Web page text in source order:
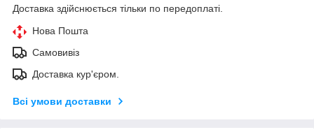
Доставка здійснюється тільки по передоплаті.
Нова Пошта
Самовивіз
Доставка кур'єром.
Всі умови доставки